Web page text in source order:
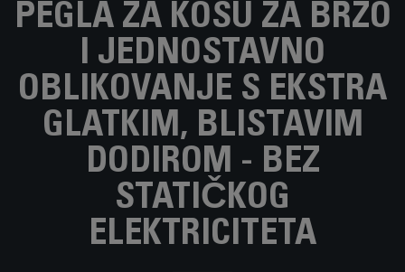
PEGLA ZA KOSU ZA BRZO
I JEDNOSTAVNO
OBLIKOVANJE S EKSTRA
GLATKIM, BLISTAVIM
DODIROM - BEZ
STATIČKOG
ELEKTRICITETA